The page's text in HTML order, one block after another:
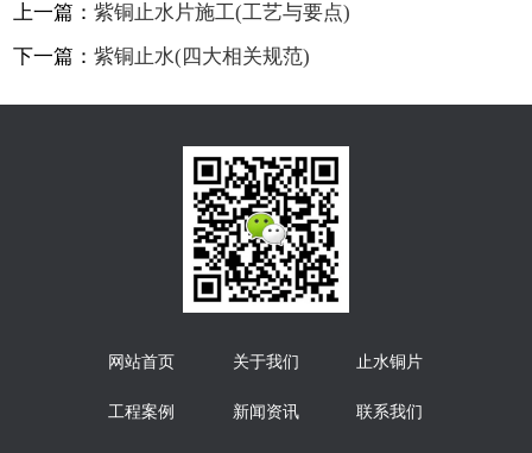
上一篇：紫铜止水片施工(工艺与要点)
下一篇：紫铜止水(四大相关规范)
网站首页 关于我们 止水铜片
工程案例 新闻资讯 联系我们